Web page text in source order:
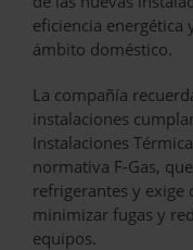
eficiencia
ámbito doméstico.
La compañía
instalaciones
Instalaciones
normativa F-Gas,
refrigerantes y exige
minimizar fugas y
equipos.